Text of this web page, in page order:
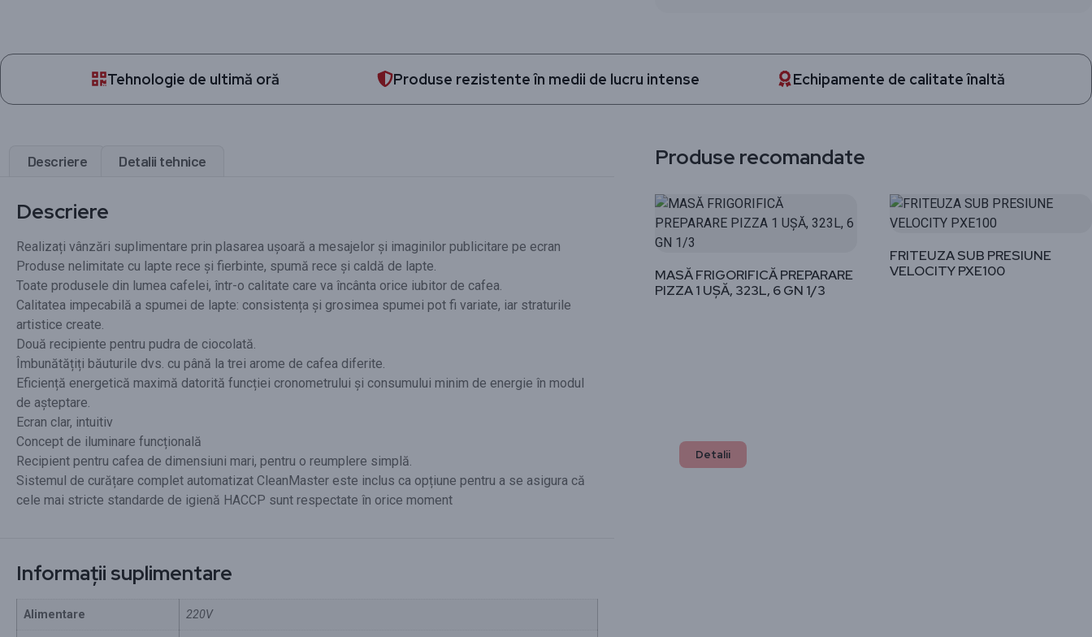
Tehnologie de ultimă oră Produse rezistente în medii de lucru intense Echipamente de calitate înaltă
Descriere Detalii tehnice
Descriere
Realizați vânzări suplimentare prin plasarea ușoară a mesajelor și imaginilor publicitare pe ecran
Produse nelimitate cu lapte rece și fierbinte, spumă rece și caldă de lapte.
Toate produsele din lumea cafelei, într-o calitate care va încânta orice iubitor de cafea.
Calitatea impecabilă a spumei de lapte: consistența și grosimea spumei pot fi variate, iar straturile
artistice create.
Două recipiente pentru pudra de ciocolată.
Îmbunătățiți băuturile dvs. cu până la trei arome de cafea diferite.
Eficiență energetică maximă datorită funcției cronometrului și consumului minim de energie în modul
de așteptare.
Ecran clar, intuitiv
Concept de iluminare funcțională
Recipient pentru cafea de dimensiuni mari, pentru o reumplere simplă.
Sistemul de curățare complet automatizat CleanMaster este inclus ca opțiune pentru a se asigura că
cele mai stricte standarde de igienă HACCP sunt respectate în orice moment
Informații suplimentare
Alimentare 220V
Produse recomandate
MASĂ FRIGORIFICĂ PREPARARE
PIZZA 1 UȘĂ, 323L, 6 GN 1/3
FRITEUZA SUB PRESIUNE
VELOCITY PXE100
Detalii